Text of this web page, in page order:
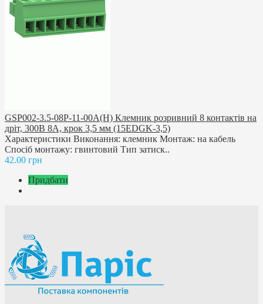
GSP002-3.5-08P-11-00A(H) Клемник розривний 8 контактів на
дріт, 300В 8A, крок 3,5 мм (15EDGK-3,5)
Характеристики Виконання: клемник Монтаж: на кабель
Спосіб монтажу: гвинтовий Тип затиск..
42.00 грн
Придбати